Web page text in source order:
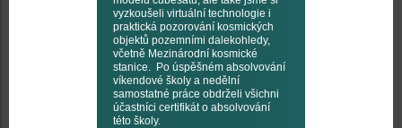
vyzkoušeli virtuální technologie i
praktická pozorování kosmických
objektů pozemními dalekohledy,
včetně Mezinárodní kosmické
stanice. Po úspěšném absolvování
víkendové školy a nedělní
samostatné práce obdrželi všichni
účastníci certifikát o absolvování
této školy.